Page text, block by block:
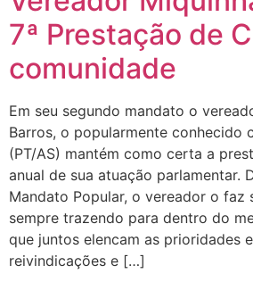
7ª Prestação de
comunidade
Em seu segundo mandato o
Barros, o popularmente conhecido
(PT/AS) mantém como certa a
anual de sua atuação parlamentar.
Mandato Popular, o vereador o faz
sempre trazendo para dentro do
que juntos elencam as prioridades
reivindicações e […]